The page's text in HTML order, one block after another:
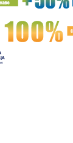
Srbija ugostio
vanredna